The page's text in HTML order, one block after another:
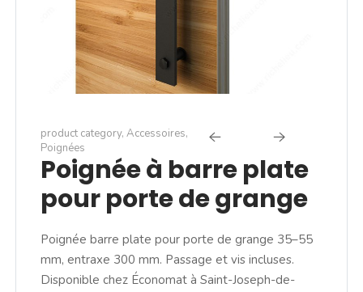
product category, Accessoires,
Poignées
Poignée à barre plate
pour porte de grange
Poignée barre plate pour porte de grange 35–55
mm, entraxe 300 mm. Passage et vis incluses.
Disponible chez Économat à Saint-Joseph-de-